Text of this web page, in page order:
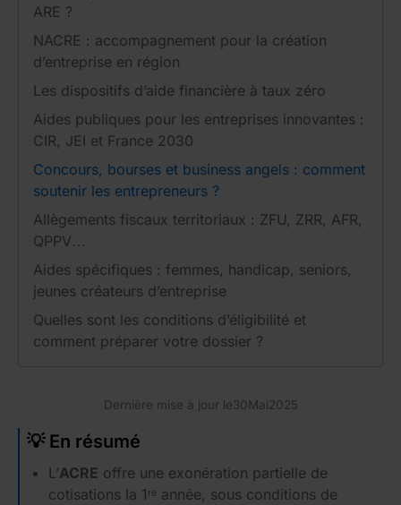
ARE ?
NACRE : accompagnement pour la création
d’entreprise en région
Les dispositifs d’aide financière à taux zéro
Aides publiques pour les entreprises innovantes :
CIR, JEI et France 2030
Concours, bourses et business angels : comment
soutenir les entrepreneurs ?
Allègements fiscaux territoriaux : ZFU, ZRR, AFR,
QPPV…
Aides spécifiques : femmes, handicap, seniors,
jeunes créateurs d’entreprise
Quelles sont les conditions d’éligibilité et
comment préparer votre dossier ?
Dernière mise à jour le30Mai2025
💡 En résumé
L’ACRE offre une exonération partielle de
cotisations la 1ʳᵉ année, sous conditions de